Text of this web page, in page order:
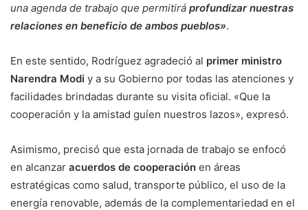
una agenda de trabajo que permitirá profundizar nuestras
relaciones en beneficio de ambos pueblos».
En este sentido, Rodríguez agradeció al primer ministro
Narendra Modi y a su Gobierno por todas las atenciones y
facilidades brindadas durante su visita oficial. «Que la
cooperación y la amistad guíen nuestros lazos», expresó.
Asimismo, precisó que esta jornada de trabajo se enfocó
en alcanzar acuerdos de cooperación en áreas
estratégicas como salud, transporte público, el uso de la
energía renovable, además de la complementariedad en el